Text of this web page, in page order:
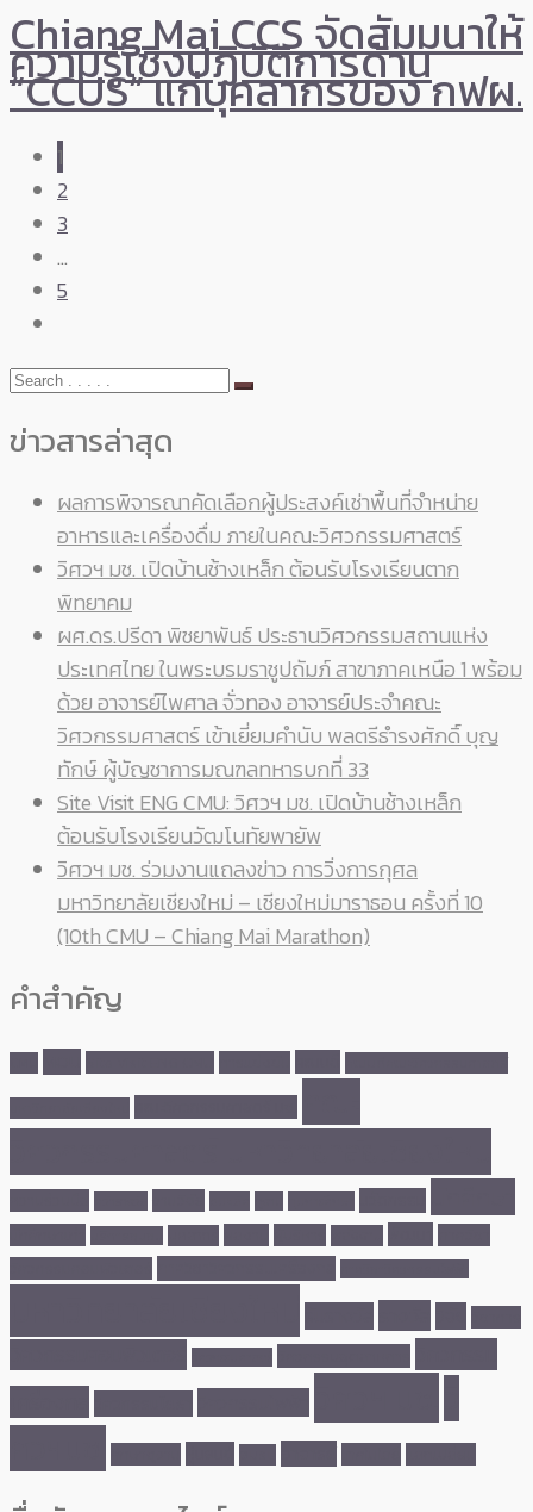
Chiang Mai CCS จัดสัมมนาให้
ความรู้เชิงปฏิบัติการด้าน
“CCUS” แก่บุคลากรของ กฟผ.
1
2
3
…
5
ข่าวสารล่าสุด
ผลการพิจารณาคัดเลือกผู้ประสงค์เช่าพื้นที่จำหน่าย
อาหารและเครื่องดื่ม ภายในคณะวิศวกรรมศาสตร์
วิศวฯ มช. เปิดบ้านช้างเหล็ก ต้อนรับโรงเรียนตาก
พิทยาคม
ผศ.ดร.ปรีดา พิชยาพันธ์ ประธานวิศวกรรมสถานแห่ง
ประเทศไทย ในพระบรมราชูปถัมภ์ สาขาภาคเหนือ 1 พร้อม
ด้วย อาจารย์ไพศาล จั่วทอง อาจารย์ประจำคณะ
วิศวกรรมศาสตร์ เข้าเยี่ยมคำนับ พลตรีธำรงศักดิ์ บุญ
ทักษ์ ผู้บัญชาการมณฑลทหารบกที่ 33
Site Visit ENG CMU: วิศวฯ มช. เปิดบ้านช้างเหล็ก
ต้อนรับโรงเรียนวัฒโนทัยพายัพ
วิศวฯ มช. ร่วมงานแถลงข่าว การวิ่งการกุศล
มหาวิทยาลัยเชียงใหม่ – เชียงใหม่มาราธอน ครั้งที่ 10
(10th CMU – Chiang Mai Marathon)
คำสำคัญ